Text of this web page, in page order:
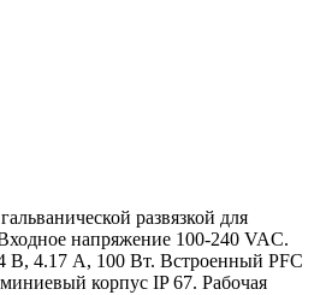
развязкой для
напряжение 100-240 VAC.
В, 4.17 А, 100 Вт. Встроенный PFC
корпус IP 67. Рабочая